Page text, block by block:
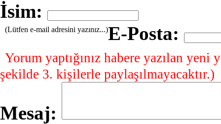
İsim:
E-Posta:
(Lütfen e-mail adresini yazınız...)
Yorum yaptığınız habere yazılan
şekilde 3. kişilerle paylaşılmayacaktır.)
Mesaj: